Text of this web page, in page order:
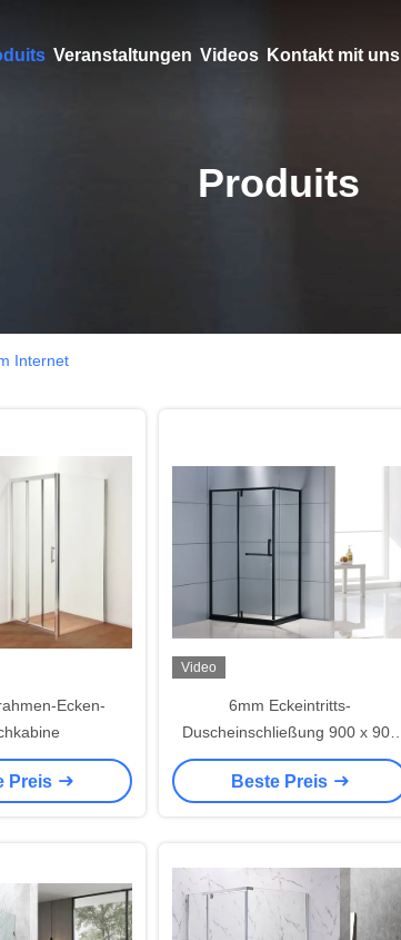
Veranstaltungen Videos Kontakt mit uns
Produits
Internet
Ecken-
Preis
Video
6mm Eckeintritts-
Duscheinschließung 900 x 900
schiebend
Beste Preis